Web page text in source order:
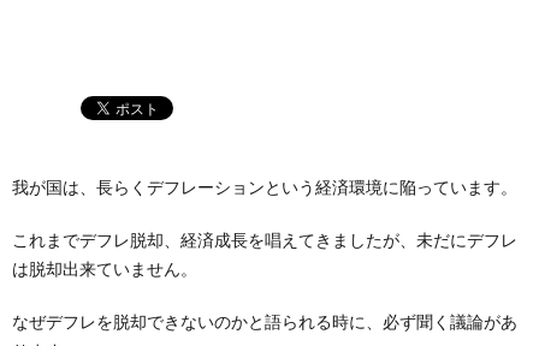
我が国は、長らくデフレーションという経済環境に陥っています。
これまでデフレ脱却、経済成長を唱えてきましたが、未だにデフレ
は脱却出来ていません。
なぜデフレを脱却できないのかと語られる時に、必ず聞く議論があ